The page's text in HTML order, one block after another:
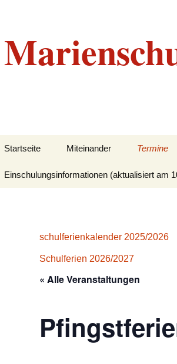
Startseite Miteinander
Grundlegendes
Unser Team
Ganztag/pädagogischer
Projekt Süd² an der
Marienschule
Termine
Einschulungsinformationen (aktualisiert am
schulferienkalender 2025/2026
Schulferien 2026/2027
« Alle Veranstaltungen